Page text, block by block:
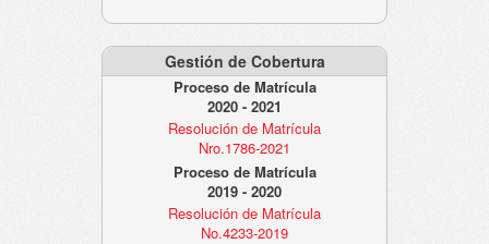
Gestión de Cobertura
Proceso de Matrícula
2020 - 2021
Resolución de Matrícula
Nro.1786-2021
Proceso de Matrícula
2019 - 2020
Resolución de Matrícula
No.4233-2019